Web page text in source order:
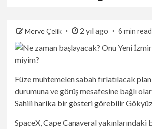
Merve Çelik 2 yıl ago 6 min read
Füze muhtemelen sabah fırlatılacak
durumuna ve görüş mesafesine bağlı
Sahili harika bir gösteri görebilir
SpaceX, Cape Canaveral yakınlarındaki